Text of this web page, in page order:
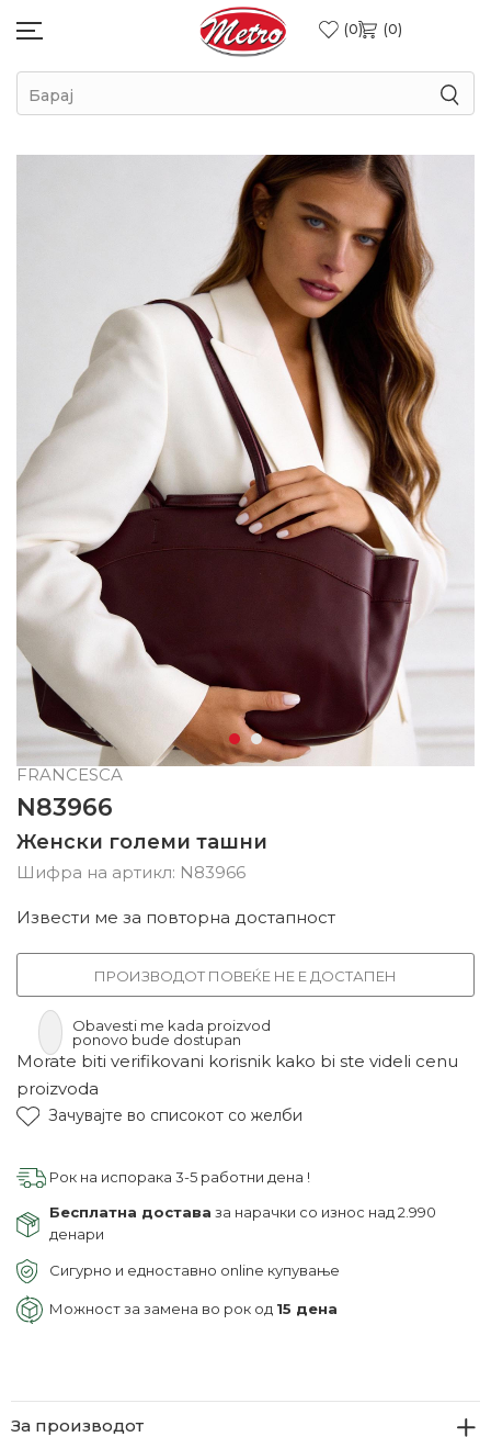
0 0
Барај
FRANCESCA
N83966
Женски големи ташни
Шифра на артикл: N83966
Извести ме за повторна достапност
ПРОИЗВОДОТ ПОВЕЌЕ НЕ Е ДОСТАПЕН
Obavesti me kada proizvod
ponovo bude dostupan
Morate biti verifikovani korisnik kako bi ste videli cenu
proizvoda
Зачувајте во списокот со желби
Рок на испорака 3-5 работни дена !
Бесплатна достава за нарачки со износ над 2.990
денари
Сигурно и едноставно online купување
Можност за замена во рок од 15 дена
За производот